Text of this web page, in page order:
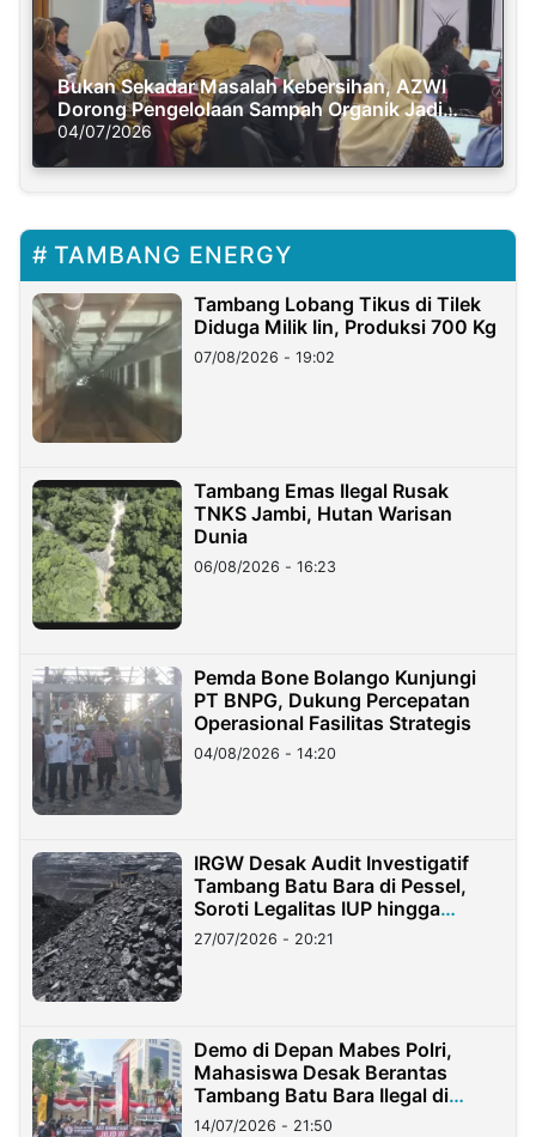
Bukan Sekadar Masalah Kebersihan, AZWI
Dorong Pengelolaan Sampah Organik Jadi
Solusi Krisis Iklim
04/07/2026
TAMBANG ENERGY
Tambang Lobang Tikus di Tilek
Diduga Milik Iin, Produksi 700 Kg
07/08/2026 - 19:02
Tambang Emas Ilegal Rusak
TNKS Jambi, Hutan Warisan
Dunia
06/08/2026 - 16:23
Pemda Bone Bolango Kunjungi
PT BNPG, Dukung Percepatan
Operasional Fasilitas Strategis
04/08/2026 - 14:20
IRGW Desak Audit Investigatif
Tambang Batu Bara di Pessel,
Soroti Legalitas IUP hingga
Stockpile
27/07/2026 - 20:21
Demo di Depan Mabes Polri,
Mahasiswa Desak Berantas
Tambang Batu Bara Ilegal di
Lampung
14/07/2026 - 21:50